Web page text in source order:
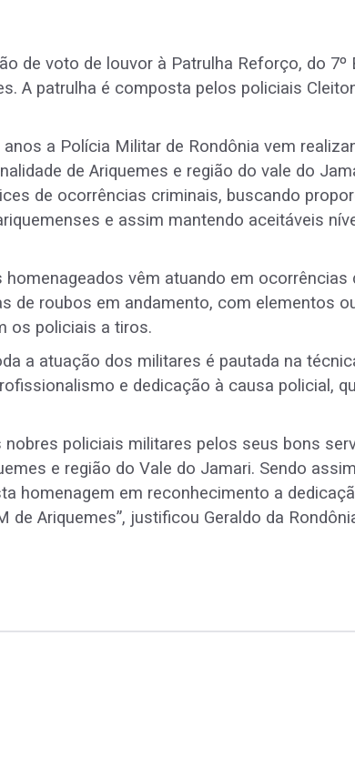
de voto de louvor à Patrulha Reforço, do 7º
A patrulha é composta pelos policiais
a Polícia Militar de Rondônia vem
de Ariquemes e região do vale do
de ocorrências criminais, buscando
e assim mantendo aceitáveis
vêm atuando em ocorrências
de roubos em andamento, com elementos
os policiais a tiros.
a atuação dos militares é pautada na
e dedicação à causa policial,
nobres policiais militares pelos seus bons
e região do Vale do Jamari. Sendo
homenagem em reconhecimento a
de Ariquemes”, justificou Geraldo da